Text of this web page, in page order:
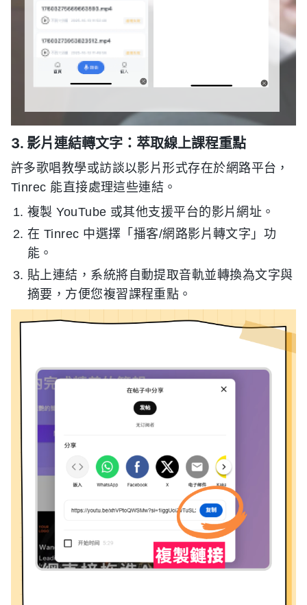
3. 影片連結轉文字：萃取線上課程重點
許多歌唱教學或訪談以影片形式存在於網路平台，
Tinrec 能直接處理這些連結。
複製 YouTube 或其他支援平台的影片網址。
在 Tinrec 中選擇「播客/網路影片轉文字」功
能。
貼上連結，系統將自動提取音軌並轉換為文字與
摘要，方便您複習課程重點。